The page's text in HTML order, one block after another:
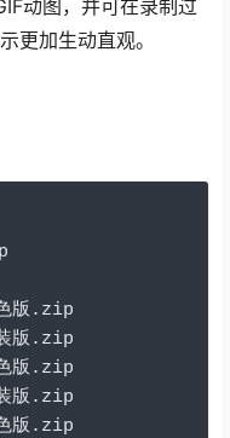
动图，并可在录制过
更加生动直观。
版. zip
版. zip
版. zip
版. zip
版. zip